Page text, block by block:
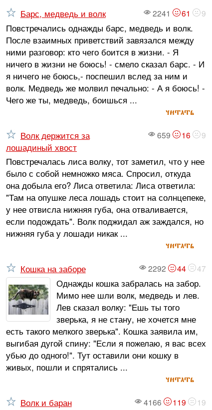
2241 61 9
Барс, медведь и волк
Повстречались однажды барс, медведь и волк.
После взаимных приветствий завязался между
ними разговор: кто чего боится в жизни. - Я
ничего в жизни не боюсь! - смело сказал барс. - И
я ничего не боюсь,- поспешил вслед за ним и
волк. Медведь же молвил печально: - А я боюсь! -
Чего же ты, медведь, боишься ...
читать
659 16 9
Волк держится за
лошадиный хвост
Повстречалась лиса волку, тот заметил, что у нее
было с собой немножко мяса. Спросил, откуда
она добыла его? Лиса ответила: Лиса ответила:
"Там на опушке леса лошадь стоит на солнцепеке,
у нее отвисла нижняя губа, она отваливается,
если подождать". Волк поджидал аж заждался, но
нижняя губа у лошади никак ...
читать
2292 44 47
Кошка на заборе
Однажды кошка забралась на забор.
Мимо нее шли волк, медведь и лев.
Лев сказал волку: "Ешь ты того
зверька, я не стану, не хочется мне
есть такого мелкого зверька". Кошка заявила им,
выгибая дугой спину: "Если я пожелаю, я вас всех
убью до одного!". Тут оставили они кошку в
живых, пошли и спрятались ...
читать
4166 119 19
Волк и баран